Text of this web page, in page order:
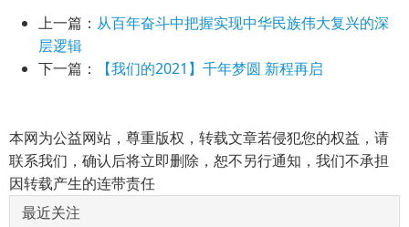
上一篇： 从百年奋斗中把握实现中华民族伟大复兴的深
层逻辑
下一篇：
【我们的2021】千年梦圆 新程再启
本网为公益网站，尊重版权，转载文章若侵犯您的权益，请
联系我们，确认后将立即删除，恕不另行通知，我们不承担
因转载产生的连带责任
最近关注